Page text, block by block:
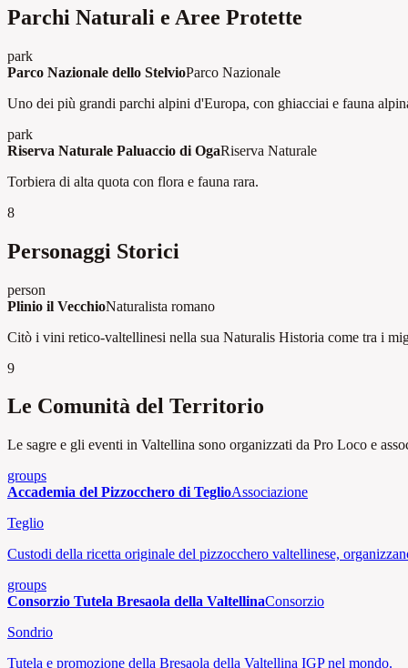
Parchi Naturali e Aree Protette
park
Parco Nazionale dello StelvioParco Nazionale
Uno dei più grandi parchi alpini d'Europa, con ghiacciai e fauna
park
Riserva Naturale Paluaccio di OgaRiserva Naturale
Torbiera di alta quota con flora e fauna rara.
8
Personaggi Storici
person
Plinio il VecchioNaturalista romano
Citò i vini retico-valtellinesi nella sua Naturalis Historia come tra i
9
Le Comunità del Territorio
Le sagre e gli eventi in Valtellina sono organizzati da Pro Loco e
groups
Accademia del Pizzocchero di TeglioAssociazione
Teglio
Custodi della ricetta originale del pizzocchero valtellinese,
groups
Consorzio Tutela Bresaola della ValtellinaConsorzio
Sondrio
Tutela e promozione della Bresaola della Valtellina IGP nel mondo.